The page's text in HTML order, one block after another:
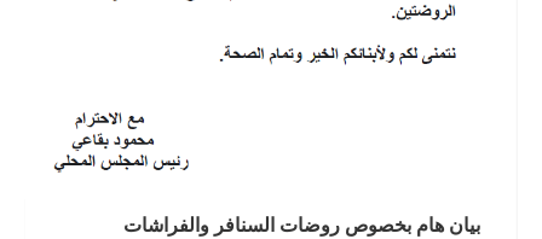
بيان هام بخصوص روضات السنافر والفراشات